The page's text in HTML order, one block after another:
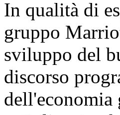
In qualità di
gruppo
sviluppo del
discorso
dell'economia